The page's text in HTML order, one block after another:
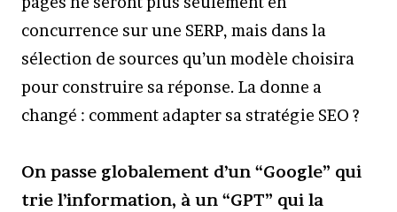
concurrence sur une SERP, mais dans la
sélection de sources qu’un modèle choisira
pour construire sa réponse. La donne a
changé : comment adapter sa stratégie SEO ?
On passe globalement d’un “Google” qui
trie l’information, à un “GPT” qui la